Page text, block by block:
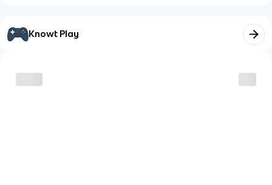
Knowt Play